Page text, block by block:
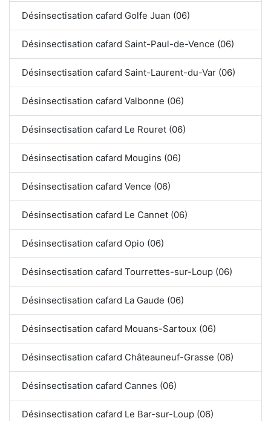
Désinsectisation cafard Golfe Juan (06)
Désinsectisation cafard Saint-Paul-de-Vence (06)
Désinsectisation cafard Saint-Laurent-du-Var (06)
Désinsectisation cafard Valbonne (06)
Désinsectisation cafard Le Rouret (06)
Désinsectisation cafard Mougins (06)
Désinsectisation cafard Vence (06)
Désinsectisation cafard Le Cannet (06)
Désinsectisation cafard Opio (06)
Désinsectisation cafard Tourrettes-sur-Loup (06)
Désinsectisation cafard La Gaude (06)
Désinsectisation cafard Mouans-Sartoux (06)
Désinsectisation cafard Châteauneuf-Grasse (06)
Désinsectisation cafard Cannes (06)
Désinsectisation cafard Le Bar-sur-Loup (06)